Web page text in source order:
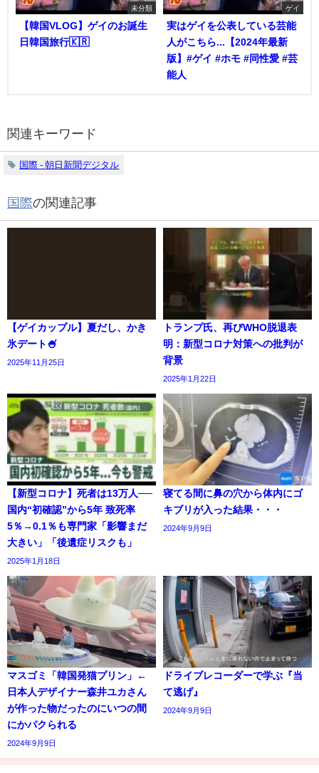
未分類
【韓国VLOG】ゲイのお誕生
日韓国旅行🇰🇷
ゲイ
実はゲイを公表している芸能
人がこちら...【2024年最新
版】#ゲイ #ホモ #同性愛 #芸
能人
関連キーワード
国際 - 朝日新聞デジタル
国際の関連記事
【ゲイカップル】夏だし、かき
氷デート🍧
2025年11月25日
トランプ氏、再びWHO脱退表
明：新型コロナ対策への批判が
背景
2025年1月22日
【新型コロナ】死者は13万人──
国内“初確認”から5年 致死率
5％→0.1％も専門家「影響まだ
大きい」「後遺症リスクも」
2025年1月18日
寝てる間に鼻の穴から体内にゴ
キブリが入った結果・・・
2024年9月9日
マスゴミ「韓国発猫プリン」←
日本人デザイナー森井ユカさん
が作った物だったのにいつの間
にかパクられる
2024年9月9日
ドライブレコーダーで学ぶ『当
て逃げ』
2024年9月9日